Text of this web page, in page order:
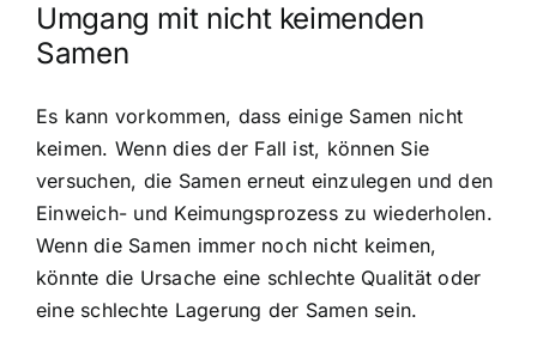
Umgang mit nicht keimenden
Samen
Es kann vorkommen, dass einige Samen nicht
keimen. Wenn dies der Fall ist, können Sie
versuchen, die Samen erneut einzulegen und den
Einweich- und Keimungsprozess zu wiederholen.
Wenn die Samen immer noch nicht keimen,
könnte die Ursache eine schlechte Qualität oder
eine schlechte Lagerung der Samen sein.